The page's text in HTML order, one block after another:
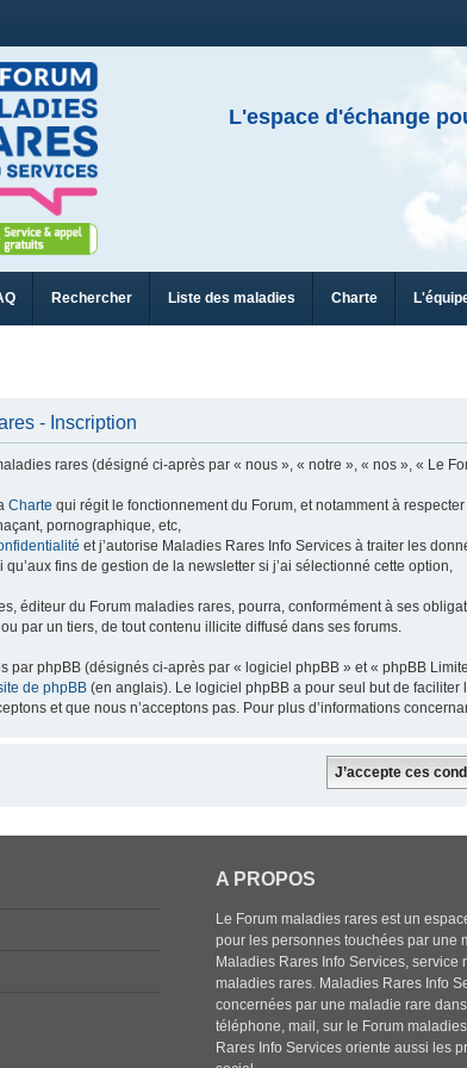
L'espace d'échange
Rechercher Liste des maladies Charte
- Inscription
rares (désigné ci-après par « nous », « notre », « nos », « Le
Charte qui régit le fonctionnement du Forum, et notamment à
pornographique, etc,
et j’autorise Maladies Rares Info Services à traiter les
fins de gestion de la newsletter si j’ai sélectionné cette option,
éditeur du Forum maladies rares, pourra, conformément à ses
par un tiers, de tout contenu illicite diffusé dans ses forums.
par phpBB (désignés ci-après par « logiciel phpBB » et « phpBB
de phpBB (en anglais). Le logiciel phpBB a pour seul but de
et que nous n’acceptons pas. Pour plus d’informations
A PROPOS
Le Forum maladies rares est un
pour les personnes touchées par une
Maladies Rares Info Services, service
maladies rares. Maladies Rares Info
concernées par une maladie rare
téléphone, mail, sur le Forum
Rares Info Services oriente aussi les